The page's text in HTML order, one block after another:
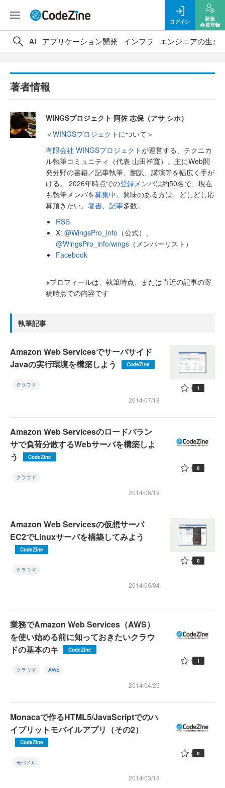
ログイン
新規
会員登録
AI アプリケーション開発 インフラ エンジニアの生き
著者情報
WINGSプロジェクト 阿佐 志保（アサ シホ）
＜WINGSプロジェクト について＞
有限会社 WINGSプロジェクトが運営する、テクニカ
ル執筆コミュニティ（代表 山田祥寛）。主にWeb開
発分野の書籍／記事執筆、翻訳、講演等を幅広く手が
ける。 2026年時点での登録メンバは約50名で、現在
も執筆メンバを募集中。興味のある方は、どしどし応
募頂きたい。著書、記事多数。
RSS
X:@WingsPro_info （公式）、
@WingsPro_info/wings （メンバーリスト）
Facebook
※プロフィールは、執筆時点、または直近の記事の寄
稿時点での内容です
執筆記事
Amazon Web Servicesでサーバサイド
Javaの実行環境を構築しよう
CodeZine
クラウド
2014/07/18
1
Amazon Web Servicesのロードバラン
サで負荷分散するWebサーバを構築しよ
う
CodeZine
クラウド
2014/06/19
0
Amazon Web Servicesの仮想サーバ
EC2でLinuxサーバを構築してみよう
CodeZine
クラウド
2014/06/04
0
業務でAmazon Web Services（AWS）
を使い始める前に知っておきたいクラウ
ドの基本のキ
CodeZine
クラウド AWS
2014/04/25
1
Monacaで作るHTML5/JavaScriptでのハ
イブリットモバイルアプリ（その2）
CodeZine
モバイル
2014/03/18
0